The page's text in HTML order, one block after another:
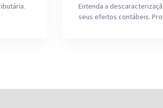
Entenda a
seus efeitos contábeis.